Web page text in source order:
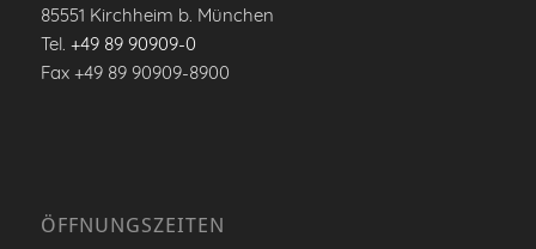
85551 Kirchheim b. München
Tel. +49 89 90909-0
Fax +49 89 90909-8900
ÖFFNUNGSZEITEN